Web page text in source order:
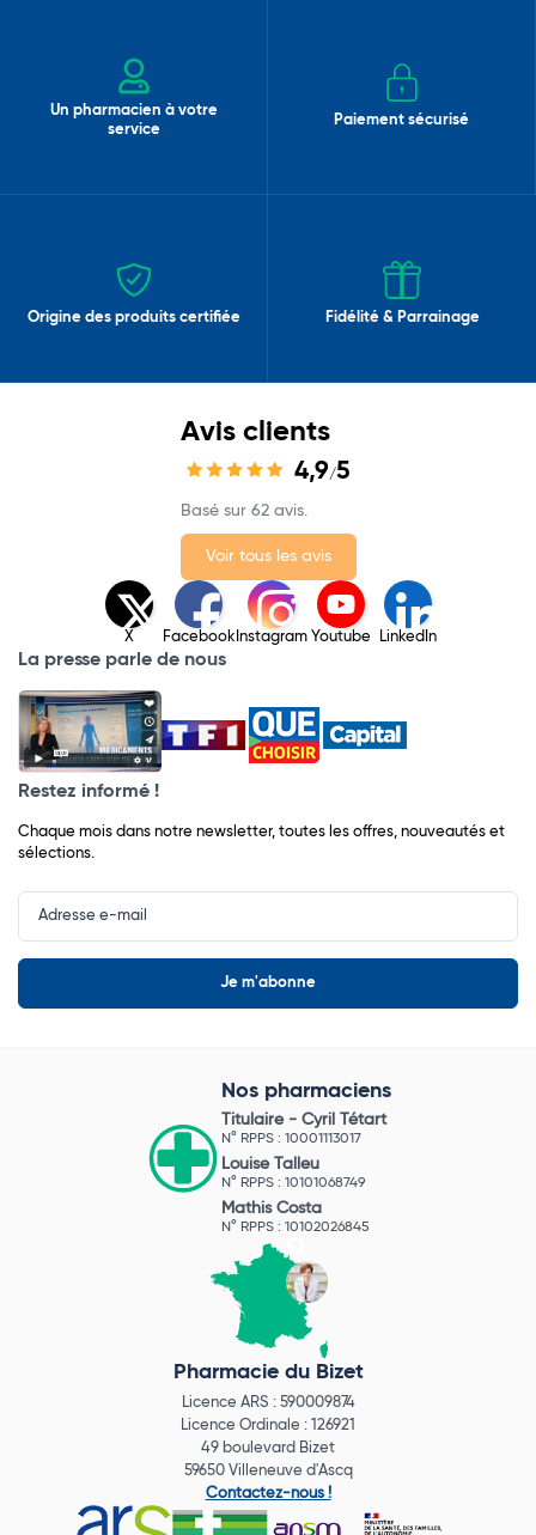
Un pharmacien à votre
service
Paiement sécurisé
Origine des produits certifiée Fidélité & Parrainage
Avis clients
4,9/5
Basé sur 62 avis.
Voir tous les avis
X Facebook Instagram Youtube LinkedIn
La presse parle de nous
Restez informé !
Chaque mois dans notre newsletter, toutes les offres, nouveautés et
sélections.
Input
Newsletter
Nos pharmaciens
Titulaire - Cyril Tétart
N° RPPS : 10001113017
Louise Talleu
N° RPPS : 10101068749
Mathis Costa
N° RPPS : 10102026845
Pharmacie du Bizet
Licence ARS : 590009874
Licence Ordinale : 126921
49 boulevard Bizet
59650 Villeneuve d'Ascq
Contactez-nous !